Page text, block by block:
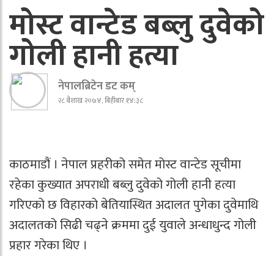
मोस्ट वान्टेड बब्लु दुवेको
गोली हानी हत्या
नेपालब्रिटेन डट कम्
२८ बैशाख २०७४, बिहीबार १४:३८
काठमाडौं । नेपाल प्रहरीको समेत मोस्ट वान्टेड सूचीमा
रहेका कुख्यात अपराधी बब्लु दुवेको गोली हानी हत्या
गरिएको छ विहारको बेतियास्थित अदालत पुगेका दुवेमाथि
अदालतको सिढी चढ्ने क्रममा दुई युवाले अन्धाधुन्द गोली
प्रहार गरेका थिए ।